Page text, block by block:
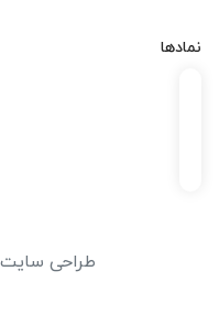
نمادها
طراحی سایت